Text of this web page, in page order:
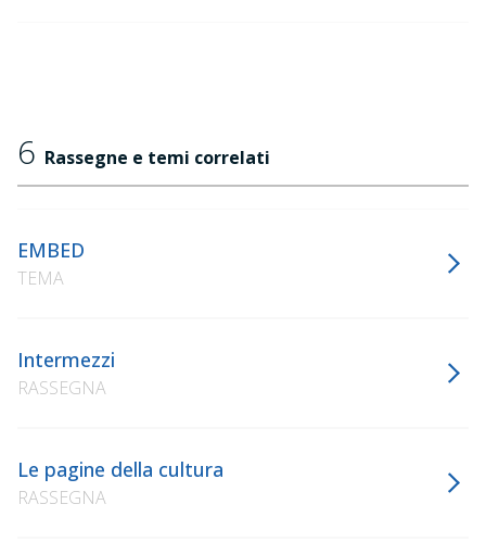
6 Rassegne e temi correlati
EMBED
TEMA
Intermezzi
RASSEGNA
Le pagine della cultura
RASSEGNA